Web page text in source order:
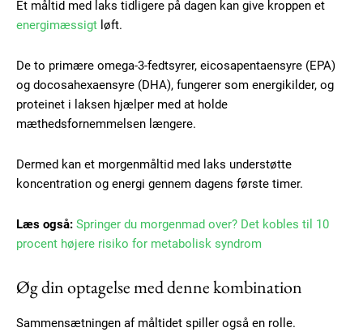
Et måltid med laks tidligere på dagen kan give kroppen et
energimæssigt løft.
De to primære omega-3-fedtsyrer, eicosapentaensyre (EPA)
og docosahexaensyre (DHA), fungerer som energikilder, og
proteinet i laksen hjælper med at holde
mæthedsfornemmelsen længere.
Dermed kan et morgenmåltid med laks understøtte
koncentration og energi gennem dagens første timer.
Læs også: Springer du morgenmad over? Det kobles til 10
procent højere risiko for metabolisk syndrom
Øg din optagelse med denne kombination
Sammensætningen af måltidet spiller også en rolle.